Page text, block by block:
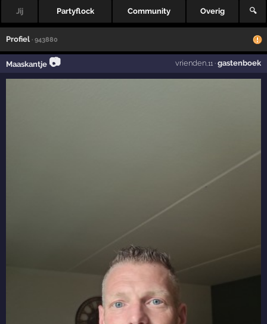
Jij Partyflock Community Overig 🔍
Profiel · 943880
Maaskantje 📷 vrienden,11· gastenboek